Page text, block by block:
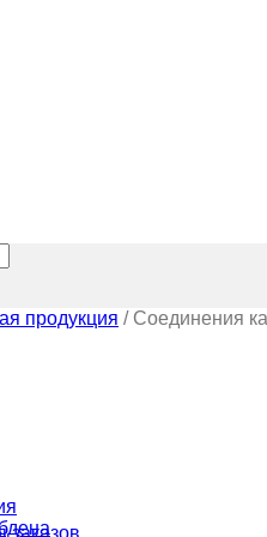
заказов
продукция /Соединения